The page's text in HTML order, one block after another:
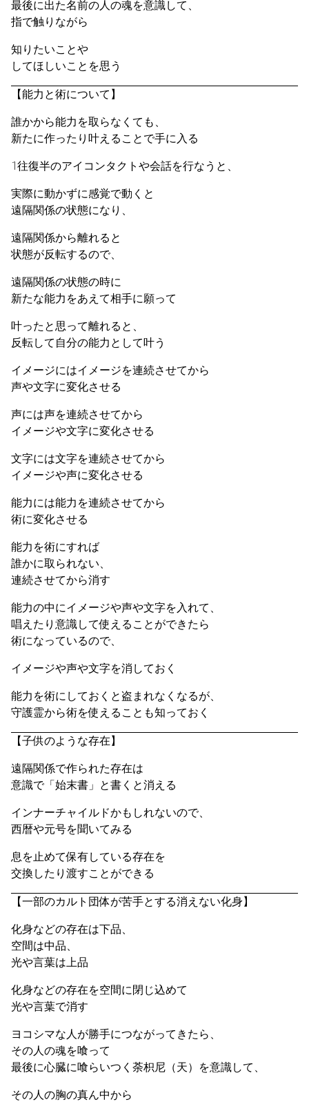
最後に出た名前の人の魂を意識して、
指で触りながら
知りたいことや
してほしいことを思う
【能力と術について】
誰かから能力を取らなくても、
新たに作ったり叶えることで手に入る
1往復半のアイコンタクトや会話を行なうと、
実際に動かずに感覚で動くと
遠隔関係の状態になり、
遠隔関係から離れると
状態が反転するので、
遠隔関係の状態の時に
新たな能力をあえて相手に願って
叶ったと思って離れると、
反転して自分の能力として叶う
イメージにはイメージを連続させてから
声や文字に変化させる
声には声を連続させてから
イメージや文字に変化させる
文字には文字を連続させてから
イメージや声に変化させる
能力には能力を連続させてから
術に変化させる
能力を術にすれば
誰かに取られない、
連続させてから消す
能力の中にイメージや声や文字を入れて、
唱えたり意識して使えることができたら
術になっているので、
イメージや声や文字を消しておく
能力を術にしておくと盗まれなくなるが、
守護霊から術を使えることも知っておく
【子供のような存在】
遠隔関係で作られた存在は
意識で「始末書」と書くと消える
インナーチャイルドかもしれないので、
西暦や元号を聞いてみる
息を止めて保有している存在を
交換したり渡すことができる
【一部のカルト団体が苦手とする消えない化身】
化身などの存在は下品、
空間は中品、
光や言葉は上品
化身などの存在を空間に閉じ込めて
光や言葉で消す
ヨコシマな人が勝手につながってきたら、
その人の魂を喰って
最後に心臓に喰らいつく荼枳尼（天）を意識して、
その人の胸の真ん中から